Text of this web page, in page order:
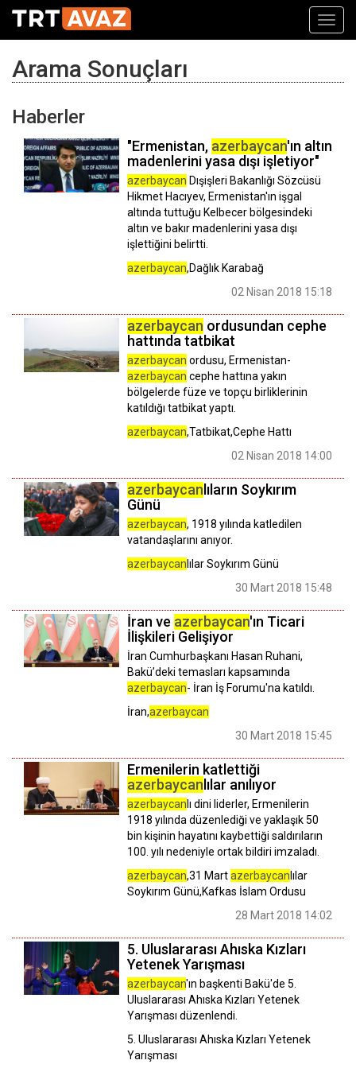
Arama Sonuçları
Haberler
"Ermenistan, azerbaycan'ın altın
madenlerini yasa dışı işletiyor"
azerbaycan Dışişleri Bakanlığı Sözcüsü
Hikmet Hacıyev, Ermenistan'ın işgal
altında tuttuğu Kelbecer bölgesindeki
altın ve bakır madenlerini yasa dışı
işlettiğini belirtti.
azerbaycan,Dağlık Karabağ
02 Nisan 2018 15:18
azerbaycan ordusundan cephe
hattında tatbikat
azerbaycan ordusu, Ermenistan-
azerbaycan cephe hattına yakın
bölgelerde füze ve topçu birliklerinin
katıldığı tatbikat yaptı.
azerbaycan,Tatbikat,Cephe Hattı
02 Nisan 2018 14:00
azerbaycan lıların Soykırım
Günü
azerbaycan, 1918 yılında katledilen
vatandaşlarını anıyor.
azerbaycan lılar Soykırım Günü
30 Mart 2018 15:48
İran ve azerbaycan'ın Ticari
İlişkileri Gelişiyor
İran Cumhurbaşkanı Hasan Ruhani,
Bakü’deki temasları kapsamında
azerbaycan- İran İş Forumu'na katıldı.
İran,azerbaycan
30 Mart 2018 15:45
Ermenilerin katlettiği
azerbaycan lılar anılıyor
azerbaycan lı dini liderler, Ermenilerin
1918 yılında düzenlediği ve yaklaşık 50
bin kişinin hayatını kaybettiği saldırıların
100. yılı nedeniyle ortak bildiri imzaladı.
azerbaycan,31 Martazerbaycan lılar
Soykırım Günü,Kafkas İslam Ordusu
28 Mart 2018 14:02
5. Uluslararası Ahıska Kızları
Yetenek Yarışması
azerbaycan'ın başkenti Bakü'de 5.
Uluslararası Ahıska Kızları Yetenek
Yarışması düzenlendi.
5. Uluslararası Ahıska Kızları Yetenek
Yarışması